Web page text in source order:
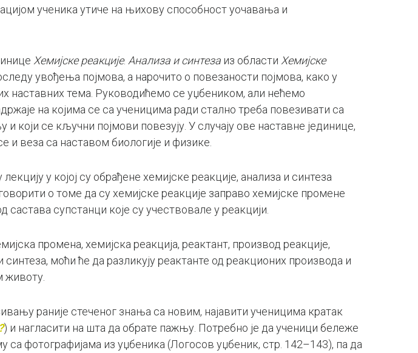
ученика утиче на њихову способност уочавања и
Хемијске реакције. Анализа и синтеза из области Хемијске
увођења појмова, а нарочито о повезаности појмова, како у
наставних тема. Руководићемо се уџбеником, али нећемо
на којима се са ученицима ради стално треба повезивати са
се кључни појмови повезују. У случају ове наставне јединице,
и веза са наставом биологије и физике.
у којој су обрађене хемијске реакције, анализа и синтеза
о томе да су хемијске реакције заправо хемијске промене
састава супстанци које су учествовале у реакцији.
промена, хемијска реакција, реактант, производ реакције,
моћи ће да разликују реактанте од реакционих производа и
животу.
раније стеченог знања са новим, најавити ученицима кратак
) и нагласити на шта да обрате пажњу. Потребно је да ученици бележе
фотографијама из уџбеника (Логосов уџбеник, стр. 142–143), па да